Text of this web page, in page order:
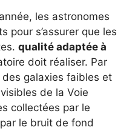
les astronomes
pour s’assurer que les
qualité adaptée à
doit réaliser. Par
galaxies faibles et
de la Voie
collectées par le
par le bruit de fond